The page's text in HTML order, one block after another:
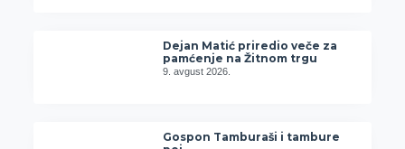
Dejan Matić priredio veče za
pamćenje na Žitnom trgu
9. avgust 2026.
Gospon Tamburaši i tambure